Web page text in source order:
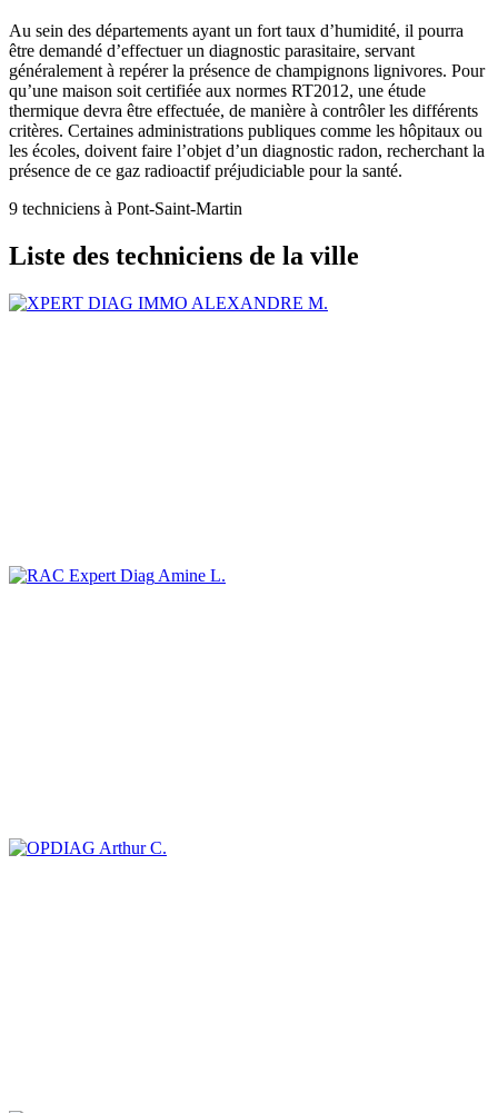
Au sein des départements ayant un fort taux d’humidité, il pourra
être demandé d’effectuer un diagnostic parasitaire, servant
généralement à repérer la présence de champignons lignivores. Pour
qu’une maison soit certifiée aux normes RT2012, une étude
thermique devra être effectuée, de manière à contrôler les différents
critères. Certaines administrations publiques comme les hôpitaux ou
les écoles, doivent faire l’objet d’un diagnostic radon, recherchant la
présence de ce gaz radioactif préjudiciable pour la santé.
9 techniciens à Pont-Saint-Martin
Liste des techniciens de la ville
ALEXANDRE M.
Amine L.
Arthur C.